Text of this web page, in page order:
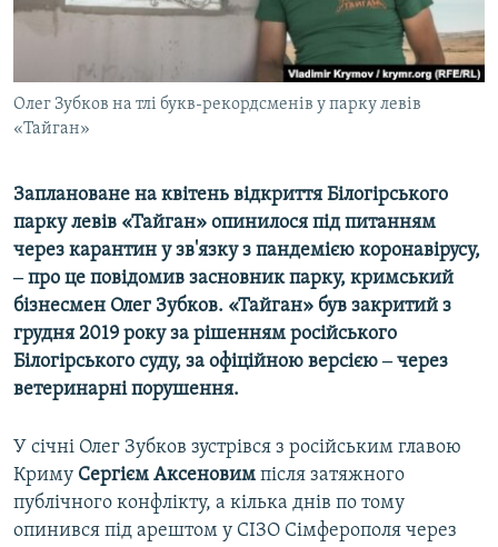
Усі сайти RFE/RL
Олег Зубков на тлі букв-рекордсменів у парку левів
«Тайган»
Заплановане на квітень відкриття Білогірського
парку левів «Тайган» опинилося під питанням
через карантин у зв'язку з пандемією коронавірусу,
‒ про це повідомив засновник парку, кримський
бізнесмен Олег Зубков. «Тайган» був закритий з
грудня 2019 року за рішенням російського
Білогірського суду, за офіційною версією ‒ через
ветеринарні порушення.
У січні Олег Зубков зустрівся з російським главою
Криму Сергієм Аксеновим після затяжного
публічного конфлікту, а кілька днів по тому
опинився під арештом у СІЗО Сімферополя через